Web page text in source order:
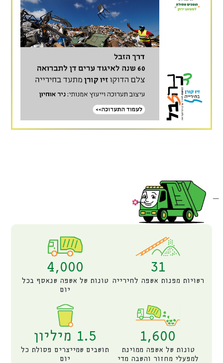
1.5
תושבים שמייצרים פסולת כל
יום
31
רשויות מפנות אשפה לחירייה
4,000
טונות של אשפה שנאסף בכל
יום
1,600
טונות של אשפה ממוינת
למפעלי מחזור והשבה מדי